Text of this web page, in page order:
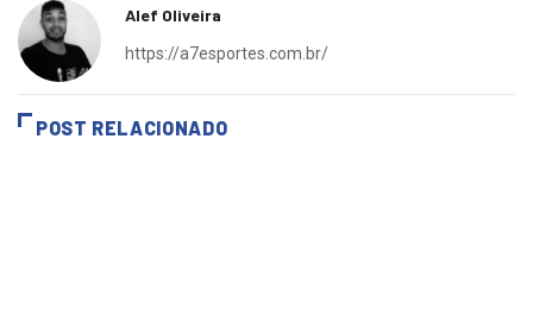
Alef Oliveira
https://a7esportes.com.br/
POST RELACIONADO